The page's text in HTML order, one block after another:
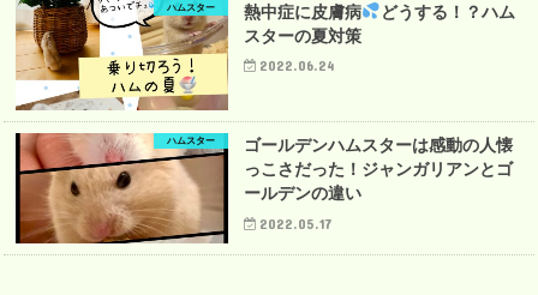
ハムスター 熱中症に皮膚病
どうする！？ハム
スターの夏対策
2022.06.24
ハムスター
ゴールデンハムスターは感動の人懐
っこさだった！ジャンガリアンとゴ
ールデンの違い
2022.05.17